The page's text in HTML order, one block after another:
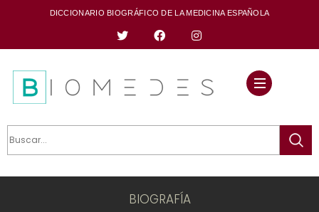
DICCIONARIO BIOGRÁFICO DE LA MEDICINA ESPAÑOLA
BIOGRAFÍA